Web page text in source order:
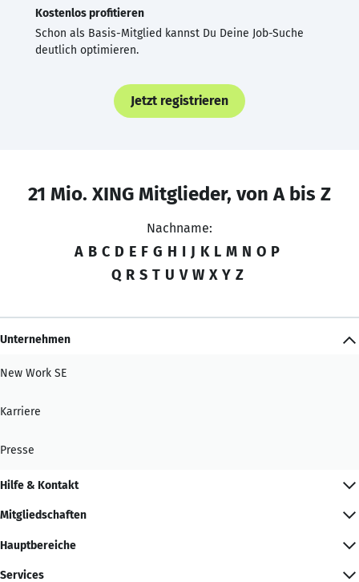
Kostenlos profitieren
Schon als Basis-Mitglied kannst Du Deine Job-Suche
deutlich optimieren.
Jetzt registrieren
21 Mio. XING Mitglieder, von A bis Z
Nachname:
A B C D E F G H I J K L M N O P
Q R S T U V W X Y Z
Unternehmen
New Work SE
Karriere
Presse
Hilfe & Kontakt
Mitgliedschaften
Hauptbereiche
Services